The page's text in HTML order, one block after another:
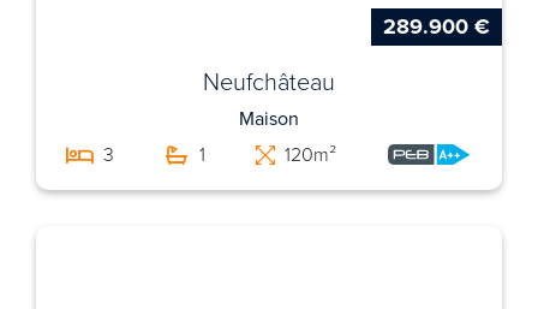
289.900 €
Neufchâteau
Maison
3
1 120m²